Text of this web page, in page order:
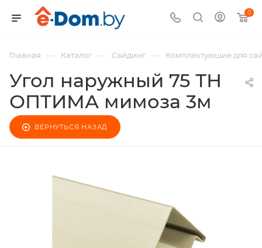
0
Главная — Каталог — Сайдинг — Комплектующие для
Угол наружный 75 ТН
ОПТИМА мимоза 3м
ВЕРНУТЬСЯ НАЗАД